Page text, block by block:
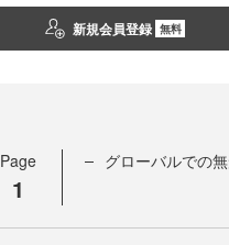
新規会員登録 無料
Page
1
グローバルでの